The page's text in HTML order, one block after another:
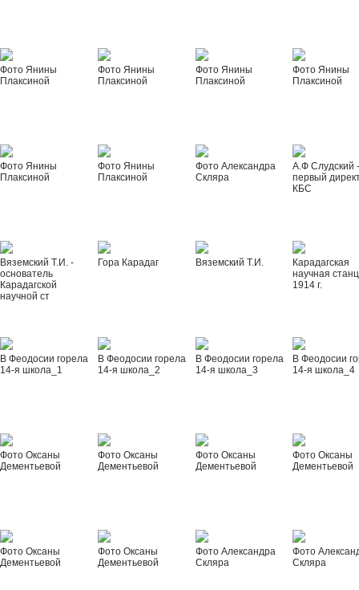
Фото Янины
Плаксиной
Фото Янины
Плаксиной
Фото Янины
Плаксиной
Фото Янины
Плаксиной
Фото Янины
Плаксиной
Фото Янины
Плаксиной
Фото Александра
Скляра
А.Ф Слудский
первый
КБС
Вяземский Т.И. -
основатель
Карадагской
научной ст
Гора Карадаг Вяземский Т.И.
Карадагская
научная
1914 г.
В Феодосии горела
14-я школа_1
В Феодосии горела
14-я школа_2
В Феодосии горела
14-я школа_3
В Феодосии
14-я школа_4
Фото Оксаны
Дементьевой
Фото Оксаны
Дементьевой
Фото Оксаны
Дементьевой
Фото Оксаны
Дементьевой
Фото Оксаны
Дементьевой
Фото Оксаны
Дементьевой
Фото Александра
Скляра
Фото
Скляра